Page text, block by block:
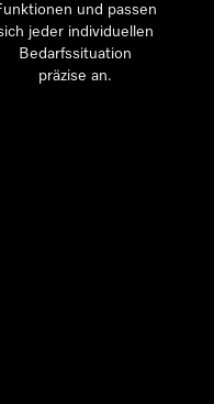
und passen
jeder individuellen
Bedarfssituation
präzise an.